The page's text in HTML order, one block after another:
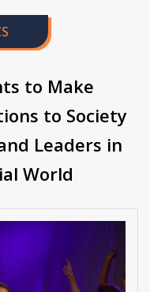
to Make
to Society
Leaders in
World